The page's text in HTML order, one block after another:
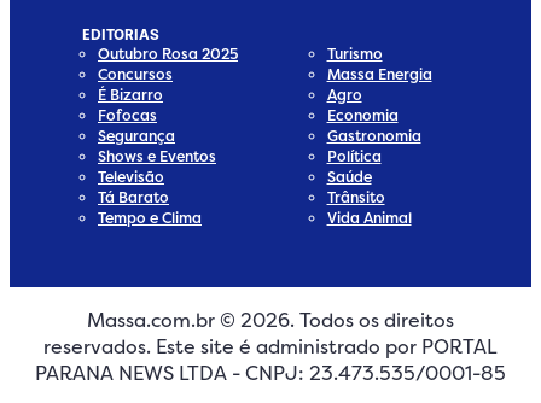
Media
Media
EDITORIAS
Outubro Rosa 2025
Concursos
É Bizarro
Fofocas
Segurança
Shows e Eventos
Televisão
Tá Barato
Tempo e Clima
Turismo
Massa Energia
Agro
Economia
Gastronomia
Política
Saúde
Trânsito
Vida Animal
Massa.com.br © 2026. Todos os direitos
reservados. Este site é administrado por PORTAL
PARANA NEWS LTDA - CNPJ: 23.473.535/0001-85